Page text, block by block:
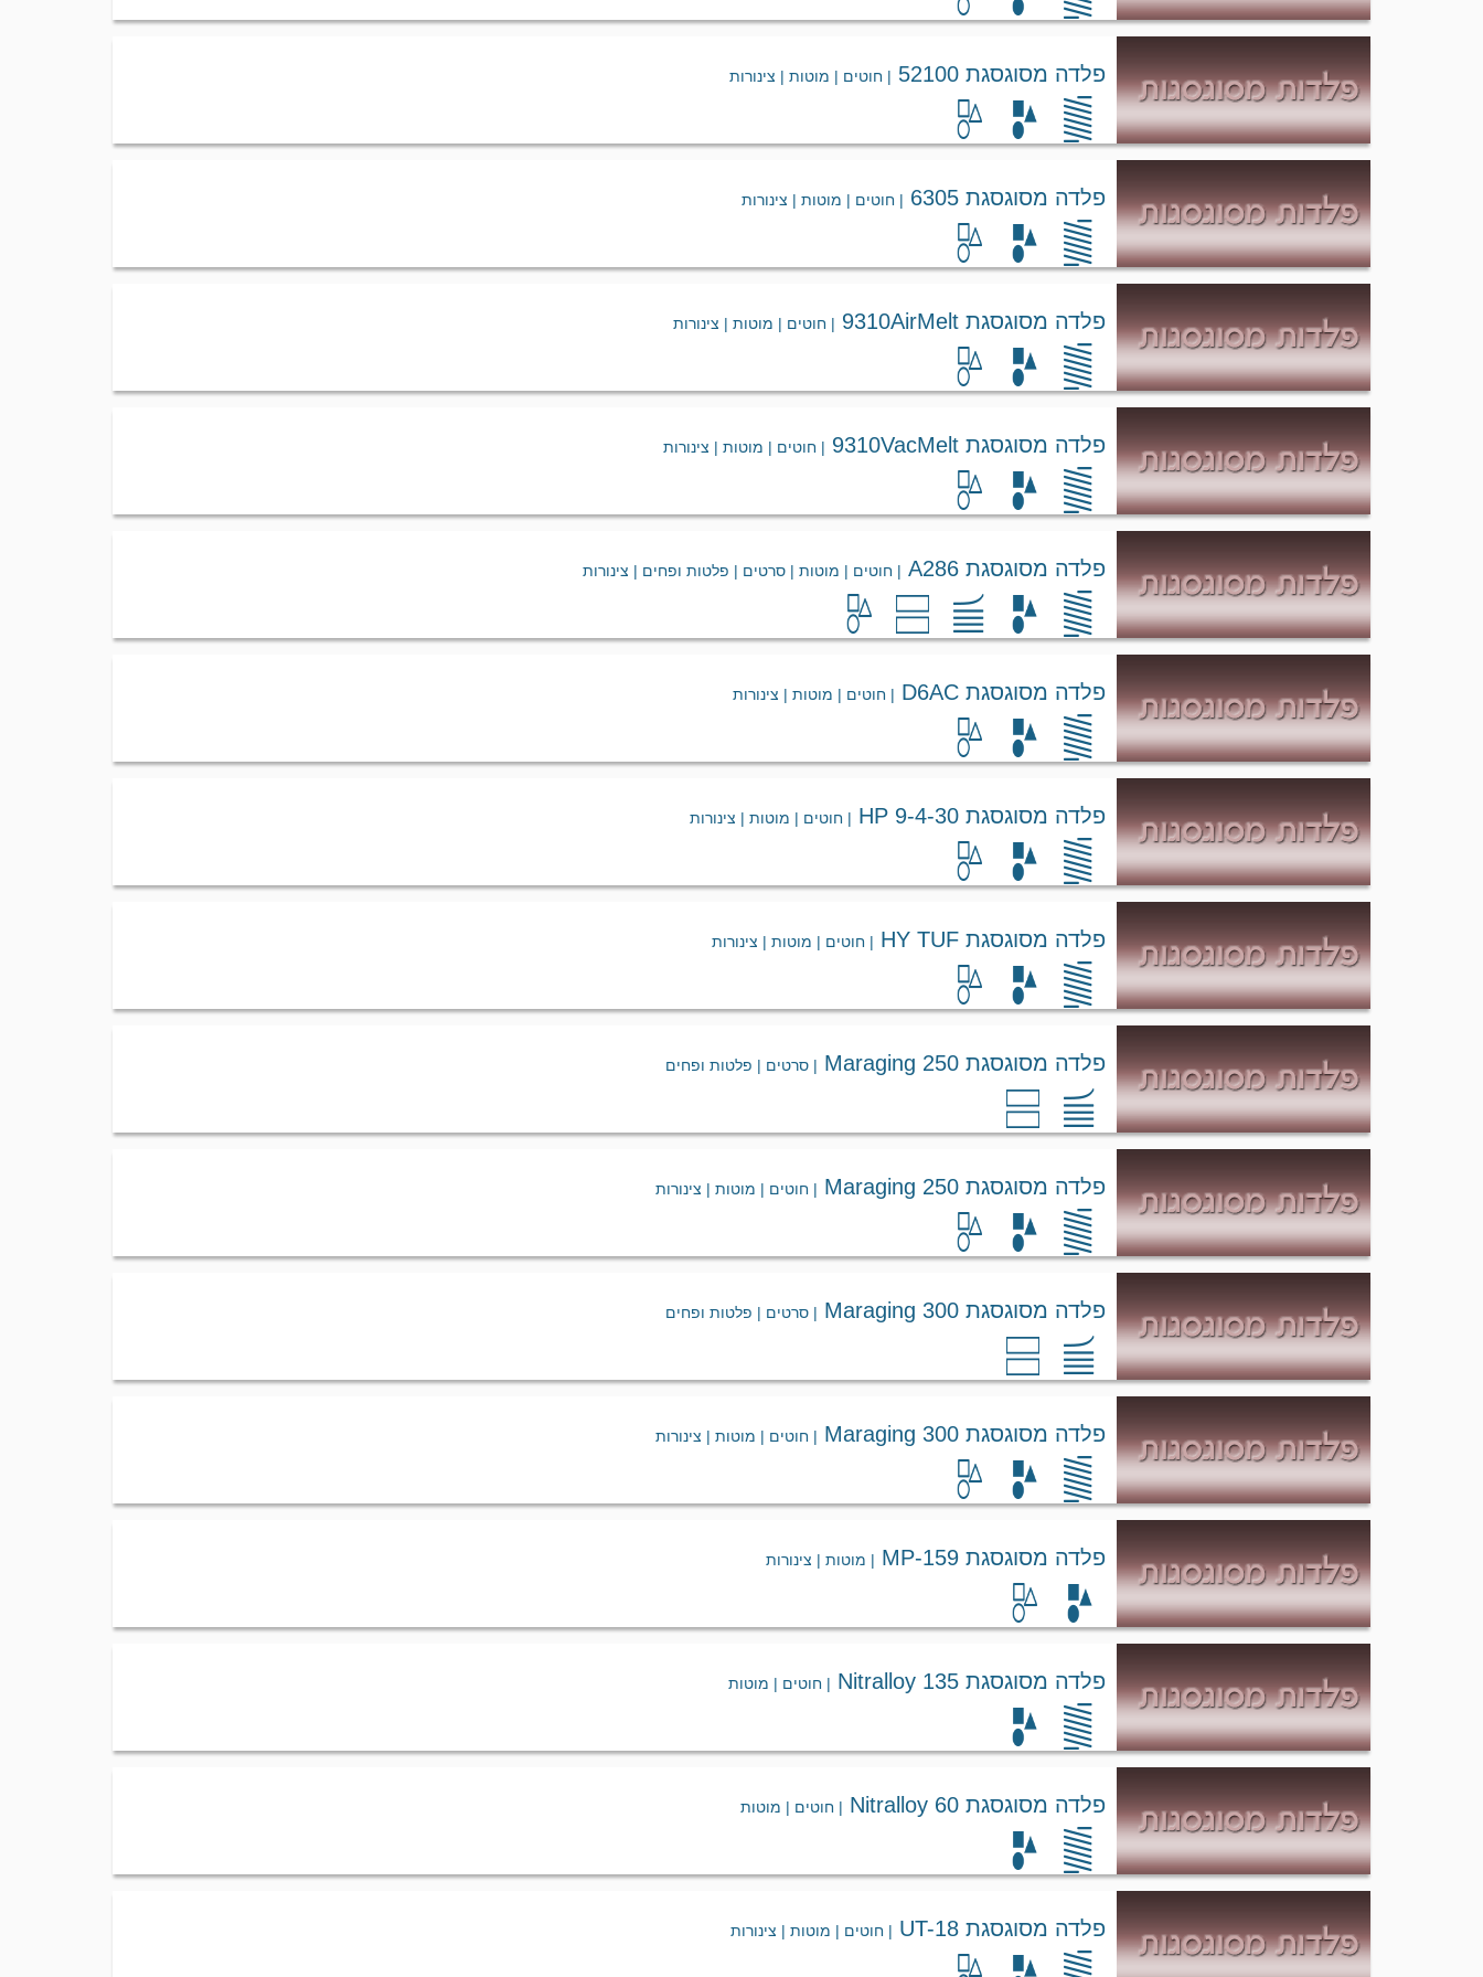
פלדה מסוגסגת 52100 | חוטים | מוטות | צינורות
פלדה מסוגסגת 6305 | חוטים | מוטות | צינורות
פלדה מסוגסגת 9310AirMelt | חוטים | מוטות | צינורות
פלדה מסוגסגת 9310VacMelt | חוטים | מוטות | צינורות
פלדה מסוגסגת A286 | חוטים | מוטות | סרטים | פלטות ופחים | צינורות
פלדה מסוגסגת D6AC | חוטים | מוטות | צינורות
פלדה מסוגסגת HP 9-4-30 | חוטים | מוטות | צינורות
פלדה מסוגסגת HY TUF | חוטים | מוטות | צינורות
פלדה מסוגסגת Maraging 250 | סרטים | פלטות ופחים
פלדה מסוגסגת Maraging 250 | חוטים | מוטות | צינורות
פלדה מסוגסגת Maraging 300 | סרטים | פלטות ופחים
פלדה מסוגסגת Maraging 300 | חוטים | מוטות | צינורות
פלדה מסוגסגת MP-159 | מוטות | צינורות
פלדה מסוגסגת Nitralloy 135 | חוטים | מוטות
פלדה מסוגסגת Nitralloy 60 | חוטים | מוטות
פלדה מסוגסגת UT-18 | חוטים | מוטות | צינורות